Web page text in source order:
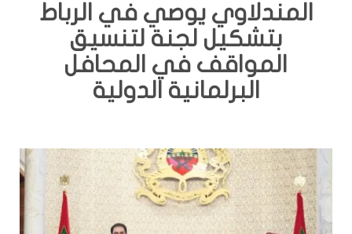
المندلاوي يوصي في الرباط
بتشكيل لجنة لتنسيق
المواقف في المحافل
البرلمانية الدولية